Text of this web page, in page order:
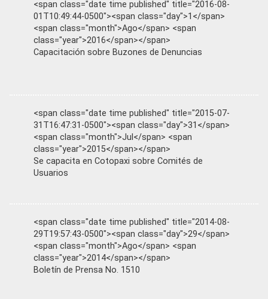
<span class="date time published" title="2016-08-
01T10:49:44-0500"><span class="day">1</span>
<span class="month">Ago</span> <span
class="year">2016</span></span>
Capacitación sobre Buzones de Denuncias
<span class="date time published" title="2015-07-
31T16:47:31-0500"><span class="day">31</span>
<span class="month">Jul</span> <span
class="year">2015</span></span>
Se capacita en Cotopaxi sobre Comités de
Usuarios
<span class="date time published" title="2014-08-
29T19:57:43-0500"><span class="day">29</span>
<span class="month">Ago</span> <span
class="year">2014</span></span>
Boletín de Prensa No. 1510